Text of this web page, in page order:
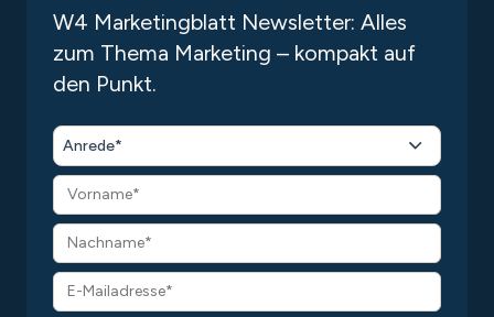
W4 Marketingblatt Newsletter: Alles
zum Thema Marketing – kompakt auf
den Punkt.
Anrede*